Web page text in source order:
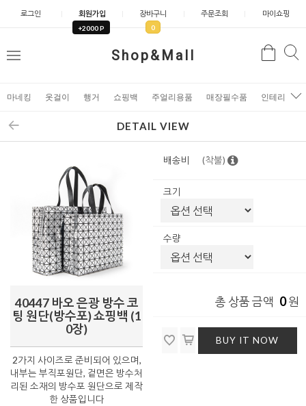
로그인 회원가입
+2000 P
장바구니
0
주문조회 마이쇼핑
Shop&Mall
메
검
마네킹 옷걸이 행거 쇼핑백 주얼리용품 매장필수품 인테리어소
DETAIL VIEW
40447 바오 은광 방수 코
팅 원단(방수포) 쇼핑백 (1
0장)
2가지 사이즈로 준비되어 있으며,
내부는 부직포원단, 겉면은 방수처
리된 소재의 방수포 원단으로 제작
한 상품입니다
배송비 (착불)
크기
수량
총 상품 금액 0원
BUY IT NOW